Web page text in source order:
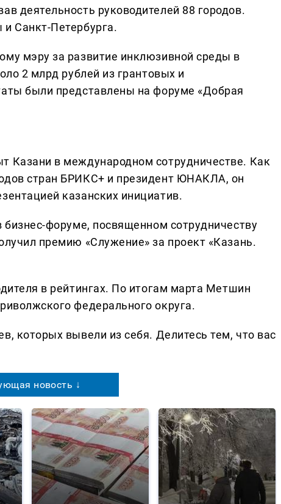
деятельность руководителей 88 городов.
Санкт-Петербурга.
мэру за развитие инклюзивной среды в
2 млрд рублей из грантовых и
были представлены на форуме «Добрая
Казани в международном сотрудничестве. Как
стран БРИКС+ и президент ЮНАКЛА, он
казанских инициатив.
форуме, посвященном сотрудничеству
премию «Служение» за проект «Казань.
в рейтингах. По итогам марта Метшин
федерального округа.
которых вывели из себя. Делитеcь тем, что вас
новость ↓